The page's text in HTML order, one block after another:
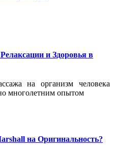
и Здоровья в
на организм человека
многолетним опытом
на Оригинальность?